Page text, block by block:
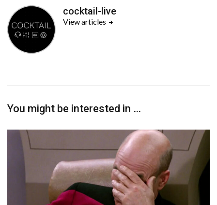
cocktail-live
View articles
You might be interested in …